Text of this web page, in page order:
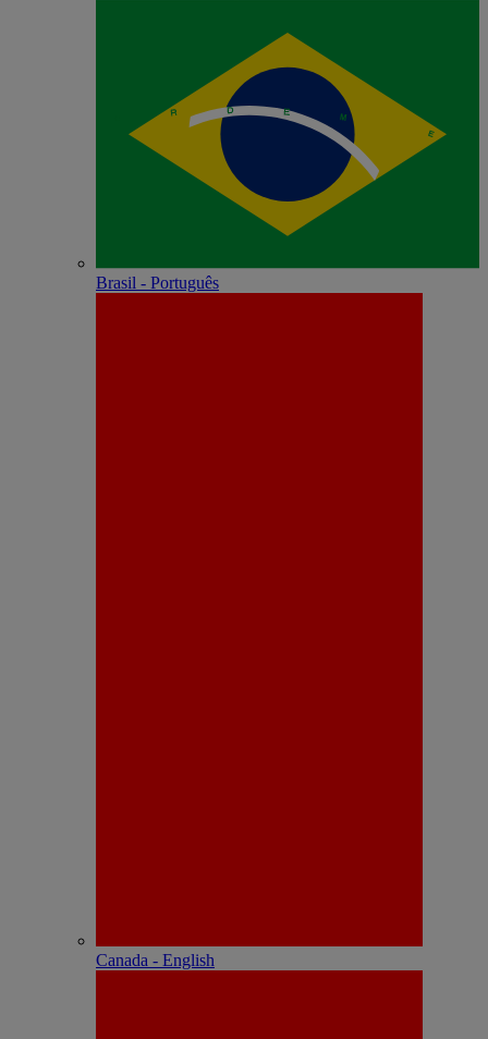
Brasil - Português
Canada - English